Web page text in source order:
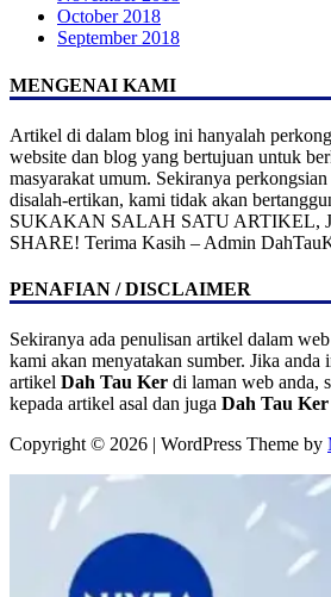
October 2018
September 2018
MENGENAI KAMI
Artikel di dalam blog ini hanyalah
website dan blog yang bertujuan untuk
masyarakat umum. Sekiranya
disalah-ertikan, kami tidak akan
SUKAKAN SALAH SATU ARTIKEL,
SHARE! Terima Kasih – Admin
PENAFIAN / DISCLAIMER
Sekiranya ada penulisan artikel dalam
kami akan menyatakan sumber. Jika anda
artikel Dah Tau Ker di laman web anda,
kepada artikel asal dan juga Dah Tau Ker
Copyright © 2026 | WordPress Theme by